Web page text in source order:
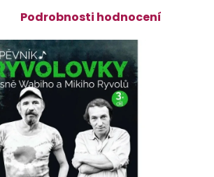
Podrobnosti hodnocení